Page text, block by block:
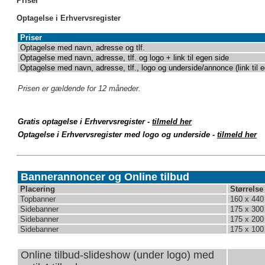
Optagelse i Erhvervsregister
Priser
Optagelse med navn, adresse og tlf.
Optagelse med navn, adresse, tlf. og logo + link til egen side
Optagelse med navn, adresse, tlf., logo og underside/annonce (link til
Prisen er gældende for 12 måneder.
Gratis optagelse i Erhvervsregister - tilmeld her
Optagelse i Erhvervsregister med logo og underside - tilmeld her
Bannerannoncer og Online tilbud
Placering
Størrelse
Topbanner
160 x
Sidebanner
175 x
Sidebanner
175 x
Sidebanner
175 x
Online tilbud-slideshow (under logo) med